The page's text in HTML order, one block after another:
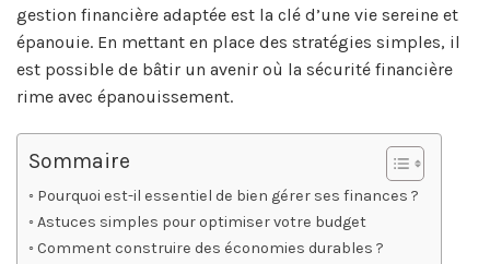
gestion financière adaptée est la clé d’une vie sereine et
épanouie. En mettant en place des stratégies simples, il
est possible de bâtir un avenir où la sécurité financière
rime avec épanouissement.
Sommaire
Pourquoi est-il essentiel de bien gérer ses finances ?
Astuces simples pour optimiser votre budget
Comment construire des économies durables ?